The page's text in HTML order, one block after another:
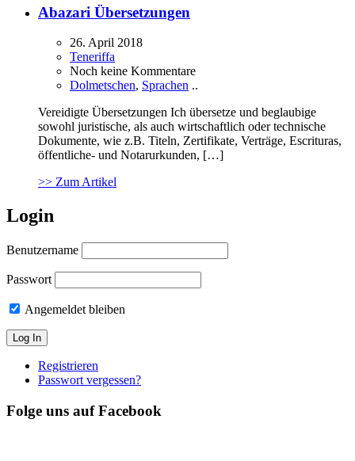
Abazari Übersetzungen
26. April 2018
Teneriffa
Noch keine Kommentare
Dolmetschen, Sprachen ..
Vereidigte Übersetzungen Ich übersetze und beglaubige
sowohl juristische, als auch wirtschaftlich oder technische
Dokumente, wie z.B. Titeln, Zertifikate, Verträge, Escrituras,
öffentliche- und Notarurkunden, […]
>> Zum Artikel
Login
Benutzername
Passwort
Angemeldet bleiben
Registrieren
Passwort vergessen?
Folge uns auf Facebook